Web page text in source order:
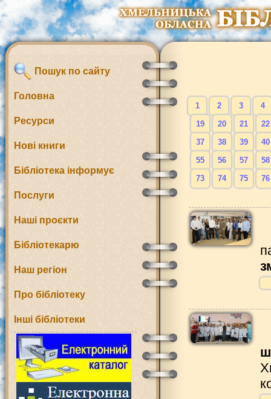
Пошук по сайту
Головна
Ресурси
Нові книги
Бібліотека інформує
Послуги
Наші проєкти
Бібліотекарю
Наш регіон
Про бібліотеку
Інші бібліотеки
1 2 3
4
19
20 21
22
37
38 39
40
55
56 57
58
73
74 75 76